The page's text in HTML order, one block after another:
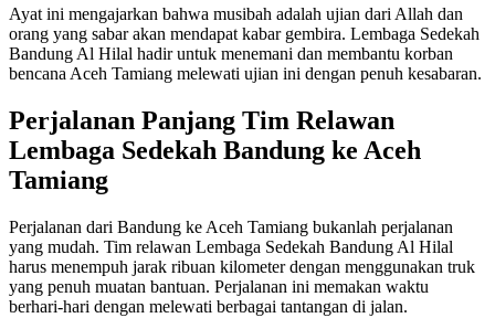
Ayat ini mengajarkan bahwa musibah adalah ujian dari Allah dan
orang yang sabar akan mendapat kabar gembira. Lembaga Sedekah
Bandung Al Hilal hadir untuk menemani dan membantu korban
bencana Aceh Tamiang melewati ujian ini dengan penuh kesabaran.
Perjalanan Panjang Tim Relawan
Lembaga Sedekah Bandung ke Aceh
Tamiang
Perjalanan dari Bandung ke Aceh Tamiang bukanlah perjalanan
yang mudah. Tim relawan Lembaga Sedekah Bandung Al Hilal
harus menempuh jarak ribuan kilometer dengan menggunakan truk
yang penuh muatan bantuan. Perjalanan ini memakan waktu
berhari-hari dengan melewati berbagai tantangan di jalan.